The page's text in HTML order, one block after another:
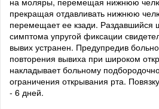
прекращая отдавливать нижнюю
перемещает ее кзади. Раздавшийся
симптома упругой фиксации
вывих устранен. Предупредив
повторения вывиха при широком
накладывает больному
ограничения открывания рта.
- 6 дней.